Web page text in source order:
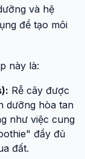
và hệ
để tạo môi
này là:
Rễ cây được
dưỡng hòa tan
như việc cung
đầy đủ
đất.